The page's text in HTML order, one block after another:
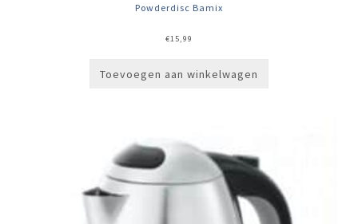
Powderdisc Bamix
€15,99
Toevoegen aan winkelwagen